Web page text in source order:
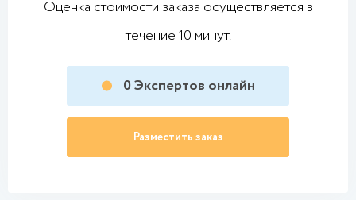
Оценка стоимости заказа осуществляется в
течение 10 минут.
0Экспертов онлайн
Разместить заказ